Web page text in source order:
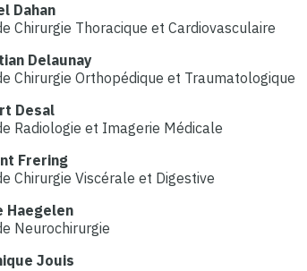
Dahan
Chirurgie Thoracique et Cardiovasculaire
Delaunay
Chirurgie Orthopédique et Traumatologique
Desal
Radiologie et Imagerie Médicale
Frering
Chirurgie Viscérale et Digestive
Haegelen
Neurochirurgie
Jouis